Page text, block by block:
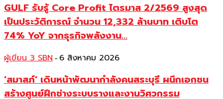
GULF รับรู้ Core Profit ไตรมาส 2/2569 สูงสุด
เป็นประวัติการณ์ จำนวน 12,332 ล้านบาท เติบโต
74% YoY จากธุรกิจพลังงาน...
ผู้เขียน 3 SBN - 6 สิงหาคม 2026
‘สมาสภ์’ เดินหน้าพัฒนากำลังคนสระบุรี ผนึกเอกชน
สร้างศูนย์ฝึกช่างระบบรางและงานวิศวกรรม